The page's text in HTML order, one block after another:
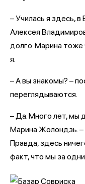
– Училась я здесь,
Алексея
долго. Марина тоже
я.
– А вы знакомы? –
переглядываются.
– Да. Много лет, мы
Марина Жолондзь. –
Правда, здесь
факт, что мы за